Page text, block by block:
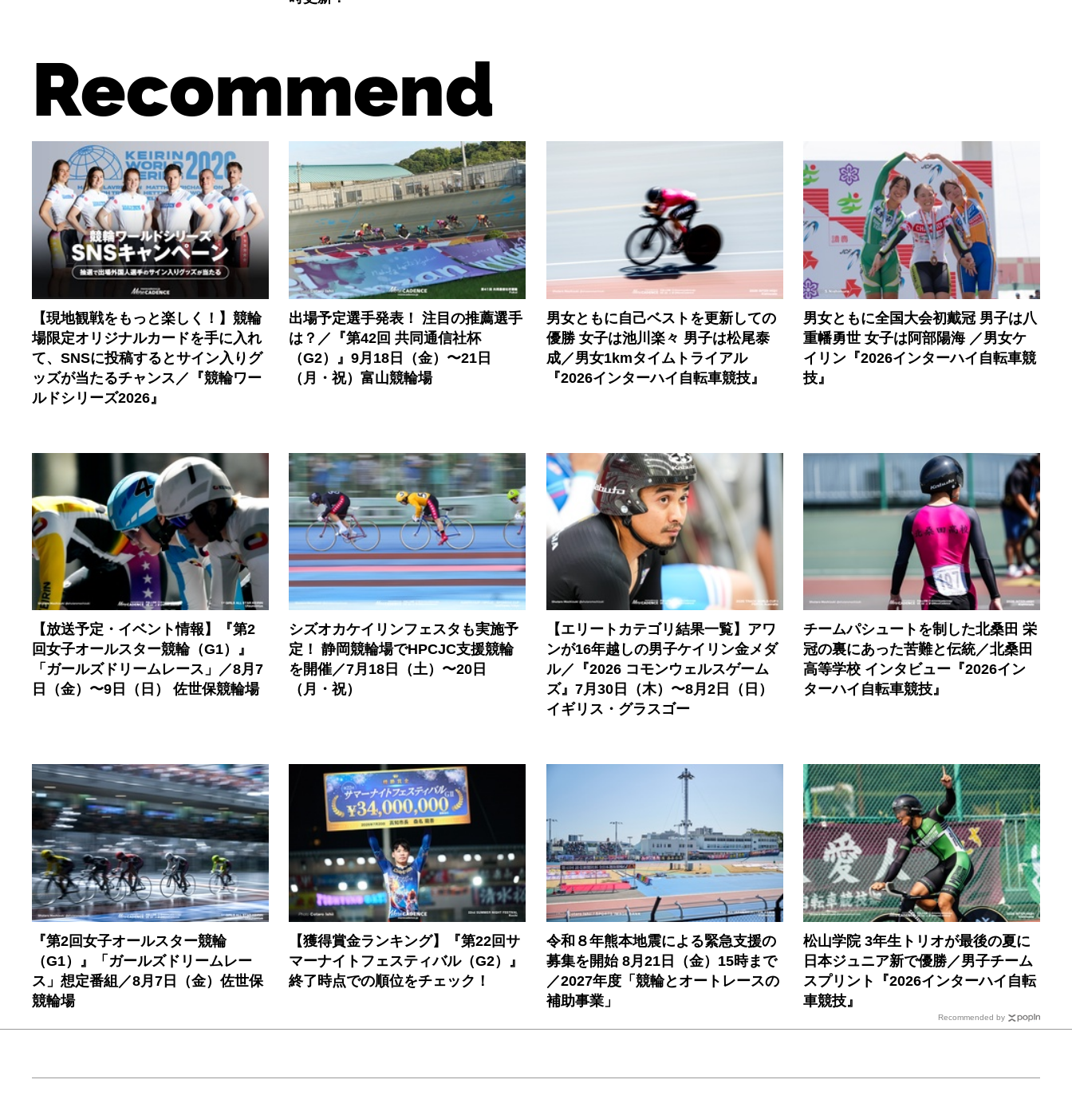
Recommend
【現地観戦をもっと楽しく！】競輪
場限定オリジナルカードを手に入れ
て、SNSに投稿するとサイン入りグ
ッズが当たるチャンス／『競輪ワー
ルドシリーズ2026』
出場予定選手発表！ 注目の推薦選手
は？／『第42回 共同通信社杯
（G2）』9月18日（金）〜21日
（月・祝）富山競輪場
男女ともに自己ベストを更新しての
優勝 女子は池川楽々 男子は松尾泰
成／男女1kmタイムトライアル
『2026インターハイ自転車競技』
男女ともに全国大会初戴冠 男子は八
重幡勇世 女子は阿部陽海 ／男女ケ
イリン『2026インターハイ自転車競
技』
【放送予定・イベント情報】『第2
回女子オールスター競輪（G1）』
「ガールズドリームレース」／8月7
日（金）〜9日（日） 佐世保競輪場
シズオカケイリンフェスタも実施予
定！ 静岡競輪場でHPCJC支援競輪
を開催／7月18日（土）〜20日
（月・祝）
【エリートカテゴリ結果一覧】アワ
ンが16年越しの男子ケイリン金メダ
ル／『2026 コモンウェルスゲーム
ズ』7月30日（木）〜8月2日（日）
イギリス・グラスゴー
チームパシュートを制した北桑田 栄
冠の裏にあった苦難と伝統／北桑田
高等学校 インタビュー『2026イン
ターハイ自転車競技』
『第2回女子オールスター競輪
（G1）』「ガールズドリームレー
ス」想定番組／8月7日（金）佐世保
競輪場
【獲得賞金ランキング】『第22回サ
マーナイトフェスティバル（G2）』
終了時点での順位をチェック！
令和８年熊本地震による緊急支援の
募集を開始 8月21日（金）15時まで
／2027年度「競輪とオートレースの
補助事業」
松山学院 3年生トリオが最後の夏に
日本ジュニア新で優勝／男子チーム
スプリント『2026インターハイ自転
車競技』
Recommended by